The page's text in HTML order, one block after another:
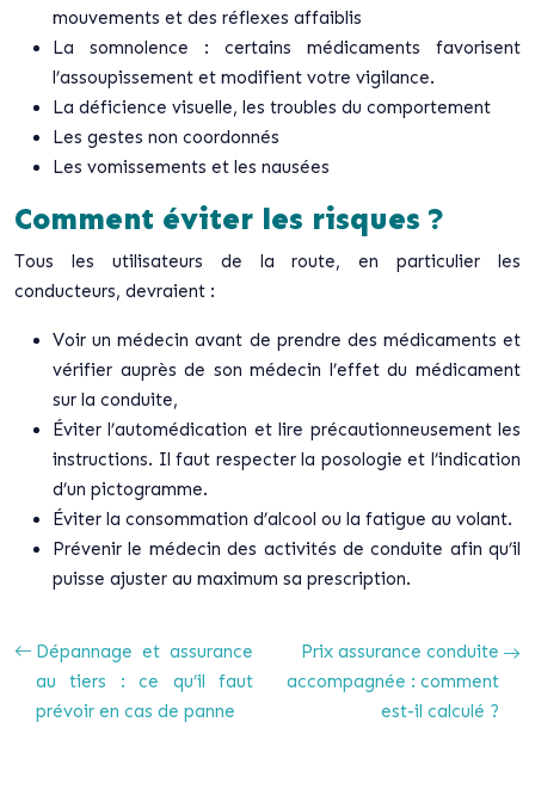
mouvements et des réflexes affaiblis
La somnolence : certains médicaments favorisent
l’assoupissement et modifient votre vigilance.
La déficience visuelle, les troubles du comportement
Les gestes non coordonnés
Les vomissements et les nausées
Comment éviter les risques ?
Tous les utilisateurs de la route, en particulier les
conducteurs, devraient :
Voir un médecin avant de prendre des médicaments et
vérifier auprès de son médecin l’effet du médicament
sur la conduite,
Éviter l’automédication et lire précautionneusement les
instructions. Il faut respecter la posologie et l’indication
d’un pictogramme.
Éviter la consommation d’alcool ou la fatigue au volant.
Prévenir le médecin des activités de conduite afin qu’il
puisse ajuster au maximum sa prescription.
Dépannage et assurance
au tiers : ce qu’il faut
prévoir en cas de panne
Prix assurance conduite
accompagnée : comment
est-il calculé ?